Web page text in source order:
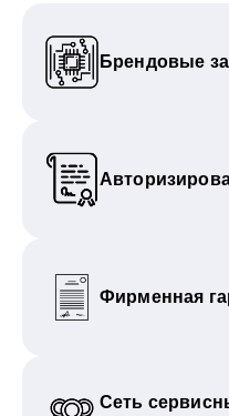
Брендовые
Фирменная
Сеть